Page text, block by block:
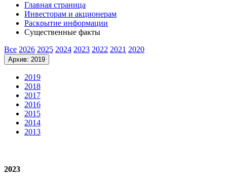
Главная страница
Инвесторам и акционерам
Раскрытие информации
Существенные факты
Все 2026 2025 2024 2023 2022 2021 2020
Архив: 2019
2019
2018
2017
2016
2015
2014
2013
2023